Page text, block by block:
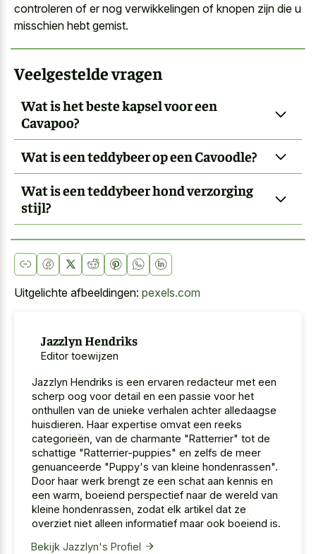
controleren of er nog verwikkelingen of knopen zijn die u
misschien hebt gemist.
Veelgestelde vragen
Wat is het beste kapsel voor een
Cavapoo?
Wat is een teddybeer op een Cavoodle?
Wat is een teddybeer hond verzorging
stijl?
Uitgelichte afbeeldingen: pexels.com
Jazzlyn Hendriks
Editor toewijzen
Jazzlyn Hendriks is een ervaren redacteur met een
scherp oog voor detail en een passie voor het
onthullen van de unieke verhalen achter alledaagse
huisdieren. Haar expertise omvat een reeks
categorieën, van de charmante "Ratterrier" tot de
schattige "Ratterrier-puppies" en zelfs de meer
genuanceerde "Puppy's van kleine hondenrassen".
Door haar werk brengt ze een schat aan kennis en
een warm, boeiend perspectief naar de wereld van
kleine hondenrassen, zodat elk artikel dat ze
overziet niet alleen informatief maar ook boeiend is.
Bekijk Jazzlyn's Profiel